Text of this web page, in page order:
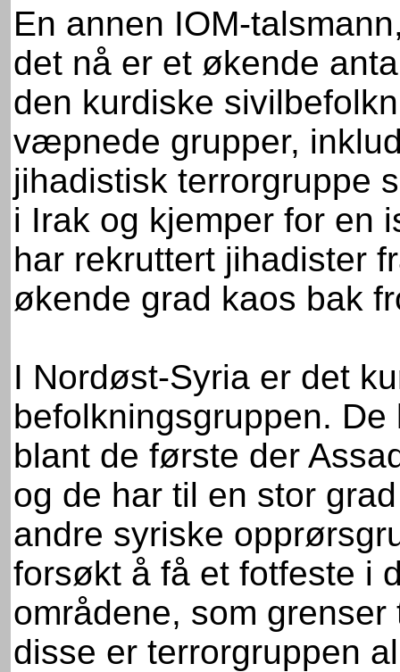
En annen IOM-
det nå er et økende
den kurdiske
væpnede grupper,
jihadistisk terrorgruppe
i Irak og kjemper for en
har rekruttert jihadister
økende grad kaos bak
I Nordøst-Syria er det
befolkningsgruppen.
blant de første der
og de har til en stor
andre syriske
forsøkt å få et fotfeste i
områdene, som
disse er terrorgruppen